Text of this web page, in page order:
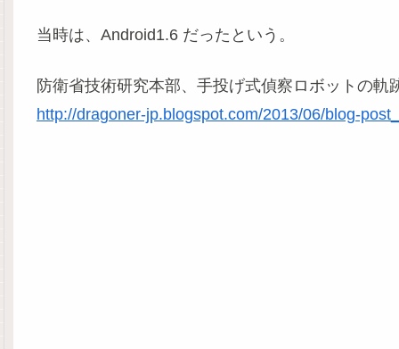
当時は、Android1.6 だったという。
防衛省技術研究本部、手投げ式偵察ロボットの軌
http://dragoner-jp.blogspot.com/2013/06/blog-